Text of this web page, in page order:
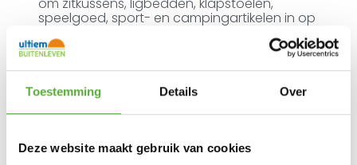
Toestemming Details Over
Deze website maakt gebruik van cookies
om zitkussens, ligbedden, klapstoelen,
speelgoed, sport- en campingartikelen in op
* Niet op voorraad. Bestel nu. Levering
rechtstreeks van de fabrikant naar u!
Levertijd is +/- 2 a 3 weken!
Een zeer hoogwaardige opbergkist gemaakt
van vuurverzinkt staal met een
duurzaam is. Dit model heeft een